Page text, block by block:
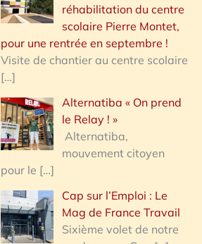
réhabilitation du centre
scolaire Pierre Montet,
pour une rentrée en septembre !
Visite de chantier au centre scolaire
[…]
Alternatiba « On prend
le Relay ! »
Alternatiba,
mouvement citoyen
pour le […]
Cap sur l’Emploi : Le
Mag de France Travail
Sixième volet de notre